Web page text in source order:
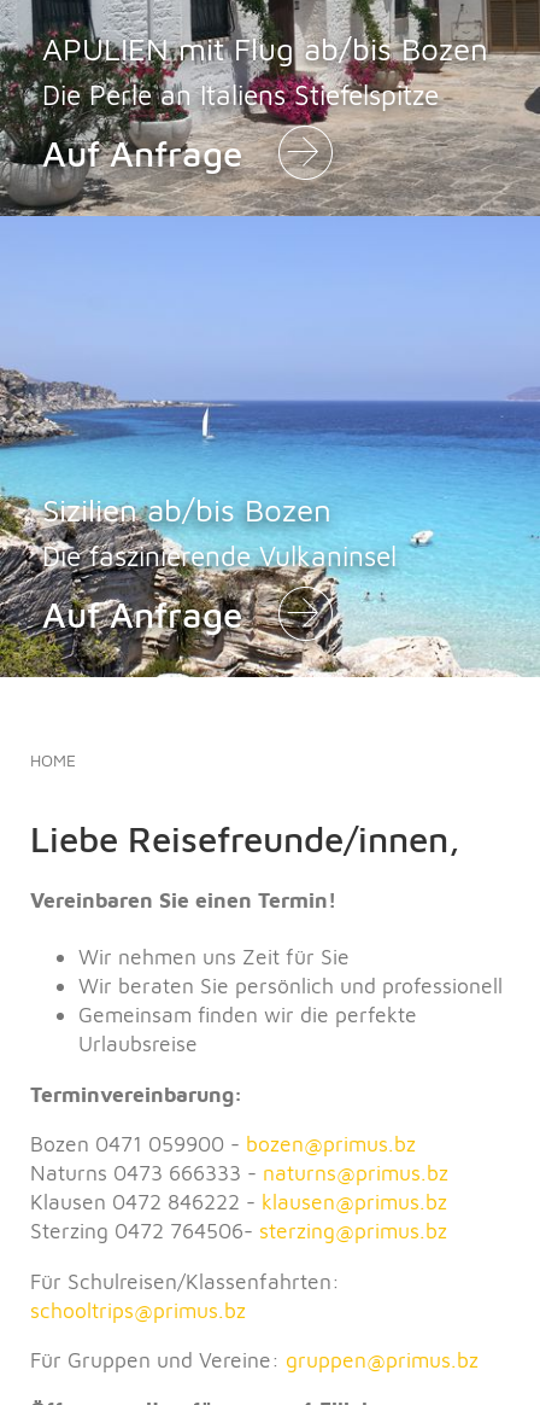
APULIEN mit Flug ab/bis Bozen
Die Perle an Italiens Stiefelspitze
Auf Anfrage
Sizilien ab/bis Bozen
Die faszinierende Vulkaninsel
Auf Anfrage
HOME
Liebe Reisefreunde/innen,
Vereinbaren Sie einen Termin!
Wir nehmen uns Zeit für Sie
Wir beraten Sie persönlich und professionell
Gemeinsam finden wir die perfekte
Urlaubsreise
Terminvereinbarung:
Bozen 0471 059900 - bozen@primus.bz
Naturns 0473 666333 - naturns@primus.bz
Klausen 0472 846222 - klausen@primus.bz
Sterzing 0472 764506- sterzing@primus.bz
Für Schulreisen/Klassenfahrten:
schooltrips@primus.bz
Für Gruppen und Vereine: gruppen@primus.bz